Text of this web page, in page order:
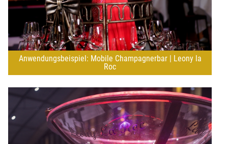
Anwendungsbeispiel: Mobile Champagnerbar | Leony la
Roc